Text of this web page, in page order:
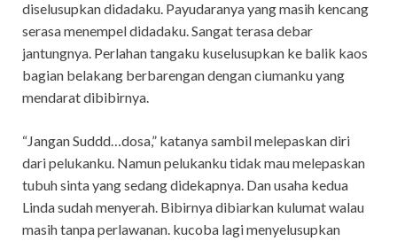
diselusupkan didadaku. Payudaranya yang masih kencang
serasa menempel didadaku. Sangat terasa debar
jantungnya. Perlahan tangaku kuselusupkan ke balik kaos
bagian belakang berbarengan dengan ciumanku yang
mendarat dibibirnya.
“Jangan Suddd…dosa,” katanya sambil melepaskan diri
dari pelukanku. Namun pelukanku tidak mau melepaskan
tubuh sinta yang sedang didekapnya. Dan usaha kedua
Linda sudah menyerah. Bibirnya dibiarkan kulumat walau
masih tanpa perlawanan. kucoba lagi menyelusupkan